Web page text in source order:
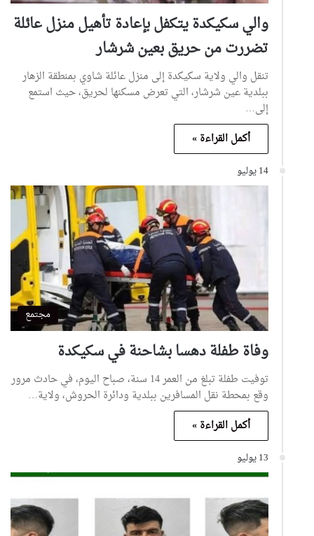
والي سكيكدة يتكفل بإعادة تأهيل منزل عائلة
تضررت من حريق بعين شرشار
تنقل والي ولاية سكيكدة إلى منزل عائلة شاوي بمنطقة الزهار
ببلدية عين شرشار، التي تعرض مسكنها لحريق، حيث استمع
إلى…
أكمل القراءة »
14 يوليو
مجتمع
وفاة طفلة دهسا بشاحنة في سكيكدة
توفيت طفلة تبلغ من العمر 14 سنة، صباح اليوم، في حادث مرور
وقع بمحطة نقل المسافرين ببلدية ودائرة الحروش، ولاية…
أكمل القراءة »
13 يوليو